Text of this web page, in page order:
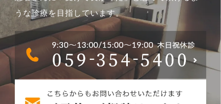
うな診療を目指しています。